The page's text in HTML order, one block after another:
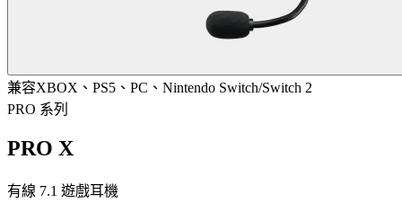
兼容XBOX、PS5、PC、Nintendo Switch/Switch 2
PRO 系列
PRO X
有線 7.1 遊戲耳機